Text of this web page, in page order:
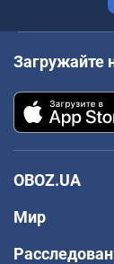
Загружайте
OBOZ.UA
Мир